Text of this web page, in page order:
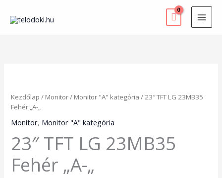
content
Kezdőlap / Monitor/ Monitor "A" kategória / 23″ TFT LG 23MB35
Fehér „A-„
Monitor, Monitor "A" kategória
23″ TFT LG 23MB35
Fehér „A-„
23MB35
Fehér
"A-
mennyiség